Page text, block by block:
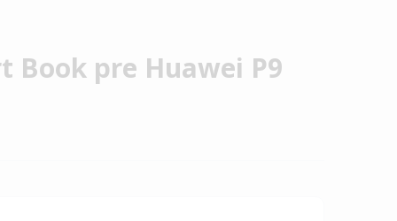
Book pre Huawei P9